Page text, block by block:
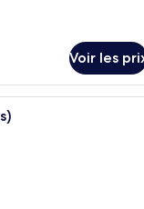
Voir les
forts dans les